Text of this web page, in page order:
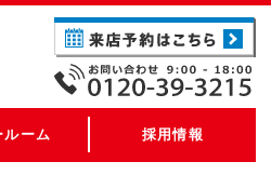
ルーム 採用情報